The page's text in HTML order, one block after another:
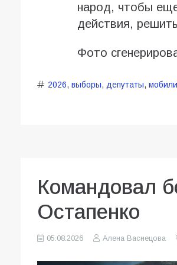
народ, чтобы
действия,
Фото
2026, выборы, депутаты,
Командовал
Остапенко
05.08.2026 Алена Васнецова